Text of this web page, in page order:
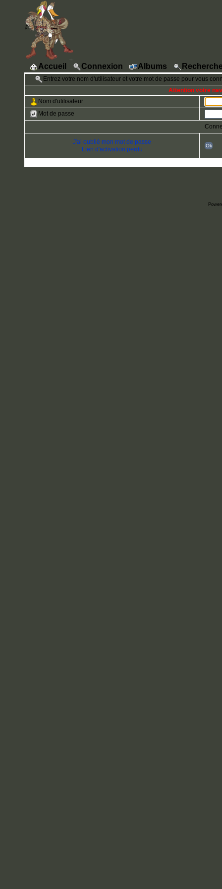
Accueil Connexion Albums
Entrez votre nom d'utilisateur et votre mot de passe pour vous
Attention votre
Nom d'utilisateur
Mot de passe
J'ai oublié mon mot de passe
Lien d'activation perdu
Ok